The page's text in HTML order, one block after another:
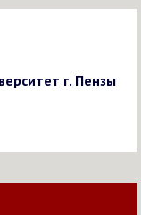
г. Пензы